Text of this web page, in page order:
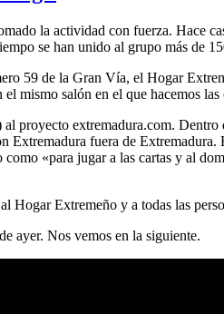
la actividad con fuerza. Hace
se han unido al grupo más de
59 de la Gran Vía, el Hogar
mismo salón en el que hacemos las
proyecto extremadura.com.
fuera de
«para jugar a las cartas y al
Hogar Extremeño y a todas las
ayer. Nos vemos en la siguiente.